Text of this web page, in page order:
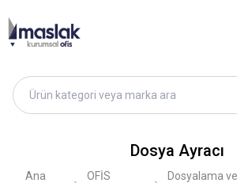
Dosya Ayracı
Ana
OFİS
Dosyalama ve